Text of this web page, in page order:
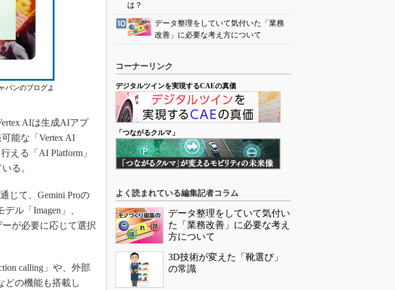
パンのブログよ
AIは生成AIアプ
能な「Vertex AI
える「AI Platform」
る。
じて、Gemini Proの
ル「Imagen」、
ーが必要に応じて選択
calling」や、外部
どの機能も搭載し
は？
データ整理をしていて気付いた「業務
改善」に必要な考え方について
コーナーリンク
デジタルツインを実現するCAEの真価
「つながるクルマ」
よく読まれている編集記者コラム
データ整理をしていて気付い
た「業務改善」に必要な考え
方について
3D技術が変えた「靴選び」
の常識